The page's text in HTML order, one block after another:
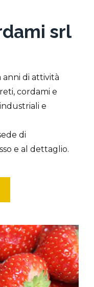
srl
anni di attività
cordami e
e
di
e al dettaglio.